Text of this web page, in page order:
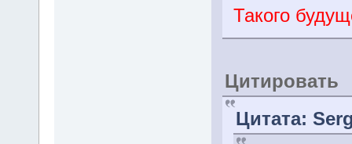
Такого
Цитировать
Цитата: